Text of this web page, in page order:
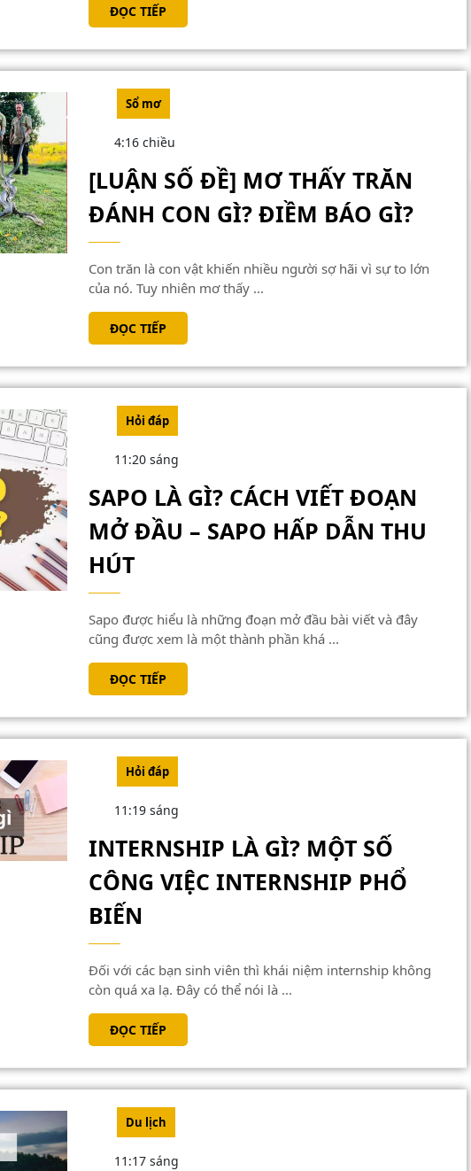
QUẢ
TÁO
ĐÁNH
CON
GÌ?
ĐIỀM
BÁO
GÌ?
ĐỌC TIẾPĐỌC
TIẾP
Sổ mơ
4:16 chiều
[LUẬN SỐ ĐỀ] MƠ THẤY TRĂN
ĐÁNH CON GÌ? ĐIỀM BÁO GÌ?[LUẬN
ĐỀ]
ĐÁNH
CON
GÌ?
Con trăn là con vật khiến nhiều người sợ hãi vì sự to lớn
của nó. Tuy nhiên mơ thấy ...
ĐỌC TIẾPĐỌC
TIẾP
Hỏi đáp
11:20 sáng
SAPO LÀ GÌ? CÁCH VIẾT ĐOẠN
MỞ ĐẦU – SAPO HẤP DẪN THU
HÚTSAPO
GÌ?
CÁCH
VIẾT
ĐOẠN
MỞ
ĐẦU
–
SAPO
HẤP
DẪN
THU
HÚT
Sapo được hiểu là những đoạn mở đầu bài viết và đây
cũng được xem là một thành phần khá ...
ĐỌC TIẾPĐỌC
TIẾP
Hỏi đáp
11:19 sáng
INTERNSHIP LÀ GÌ? MỘT SỐ
CÔNG VIỆC INTERNSHIP PHỔ
BIẾN
GÌ?
MỘT
SỐ
CÔNG
VIỆC
INTERNSHIP
PHỔ
BIẾN
Đối với các bạn sinh viên thì khái niệm internship không
còn quá xa lạ. Đây có thể nói là ...
ĐỌC TIẾPĐỌC
TIẾP
Du lịch
11:17 sáng